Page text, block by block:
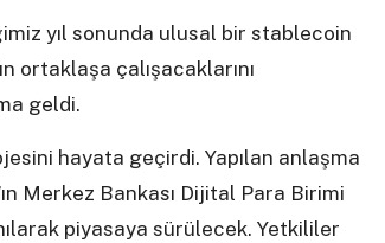
yıl sonunda ulusal bir stablecoin
ortaklaşa çalışacaklarını
geldi.
hayata geçirdi. Yapılan anlaşma
Merkez Bankası Dijital Para Birimi
piyasaya sürülecek. Yetkililer